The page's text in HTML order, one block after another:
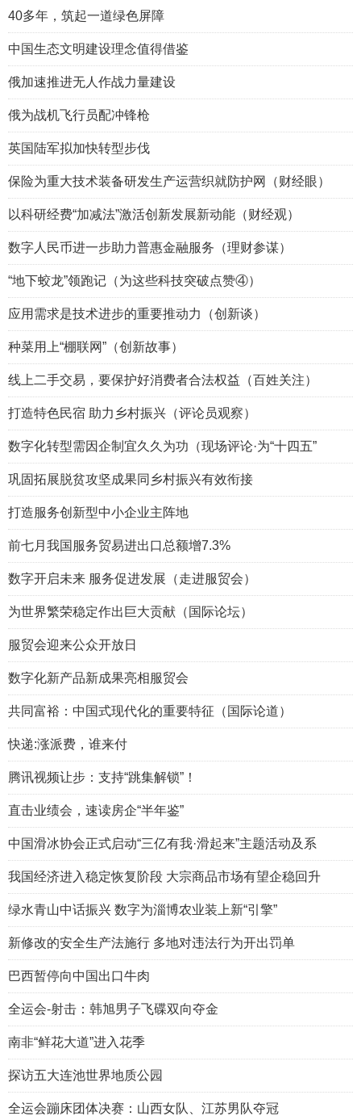
40多年，筑起一道绿色屏障
中国生态文明建设理念值得借鉴
俄加速推进无人作战力量建设
俄为战机飞行员配冲锋枪
英国陆军拟加快转型步伐
保险为重大技术装备研发生产运营织就防护网（财经眼）
以科研经费“加减法”激活创新发展新动能（财经观）
数字人民币进一步助力普惠金融服务（理财参谋）
“地下蛟龙”领跑记（为这些科技突破点赞④）
应用需求是技术进步的重要推动力（创新谈）
种菜用上“棚联网”（创新故事）
线上二手交易，要保护好消费者合法权益（百姓关注）
打造特色民宿 助力乡村振兴（评论员观察）
数字化转型需因企制宜久久为功（现场评论·为“十四五”
巩固拓展脱贫攻坚成果同乡村振兴有效衔接
打造服务创新型中小企业主阵地
前七月我国服务贸易进出口总额增7.3%
数字开启未来 服务促进发展（走进服贸会）
为世界繁荣稳定作出巨大贡献（国际论坛）
服贸会迎来公众开放日
数字化新产品新成果亮相服贸会
共同富裕：中国式现代化的重要特征（国际论道）
快递:涨派费，谁来付
腾讯视频让步：支持“跳集解锁”！
直击业绩会，速读房企“半年鉴”
中国滑冰协会正式启动“三亿有我·滑起来”主题活动及系
我国经济进入稳定恢复阶段 大宗商品市场有望企稳回升
绿水青山中话振兴 数字为淄博农业装上新“引擎”
新修改的安全生产法施行 多地对违法行为开出罚单
巴西暂停向中国出口牛肉
全运会-射击：韩旭男子飞碟双向夺金
南非“鲜花大道”进入花季
探访五大连池世界地质公园
全运会蹦床团体决赛：山西女队、江苏男队夺冠